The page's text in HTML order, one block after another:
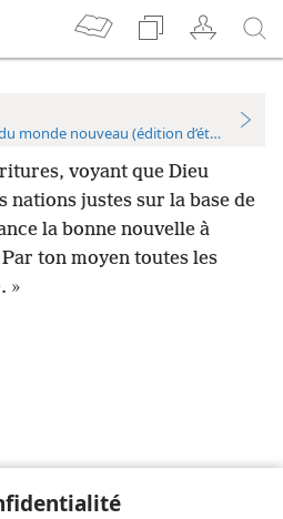
monde nouveau (édition d’étude)
voyant que Dieu
nations justes sur la base de
la bonne nouvelle à
ton moyen toutes les
. »